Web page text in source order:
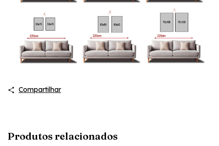
Compartilhar
Produtos relacionados